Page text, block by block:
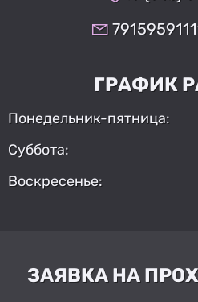
ГРАФИК
Понедельник-пятница:
Суббота:
Воскресенье:
ЗАЯВКА НА